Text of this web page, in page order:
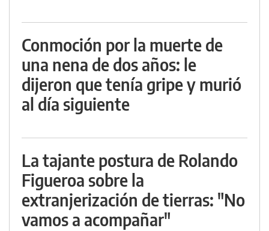
Conmoción por la muerte de
una nena de dos años: le
dijeron que tenía gripe y murió
al día siguiente
La tajante postura de Rolando
Figueroa sobre la
extranjerización de tierras: "No
vamos a acompañar"